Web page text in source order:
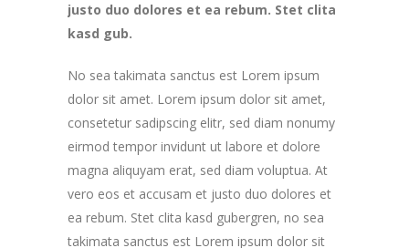
justo duo dolores et ea rebum. Stet clita
kasd gub.
No sea takimata sanctus est Lorem ipsum
dolor sit amet. Lorem ipsum dolor sit amet,
consetetur sadipscing elitr, sed diam nonumy
eirmod tempor invidunt ut labore et dolore
magna aliquyam erat, sed diam voluptua. At
vero eos et accusam et justo duo dolores et
ea rebum. Stet clita kasd gubergren, no sea
takimata sanctus est Lorem ipsum dolor sit